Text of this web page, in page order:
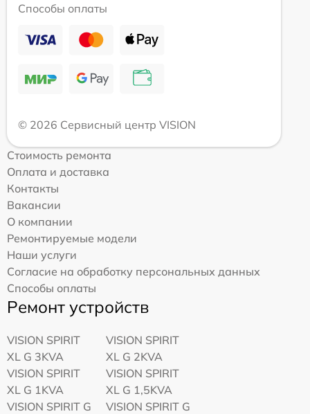
Способы оплаты
© 2026 Сервисный центр VISION
Стоимость ремонта
Оплата и доставка
Контакты
Вакансии
О компании
Ремонтируемые модели
Наши услуги
Согласие на обработку персональных данных
Способы оплаты
Ремонт устройств
VISION SPIRIT
XL G 3KVA
VISION SPIRIT
XL G 2KVA
VISION SPIRIT
XL G 1KVA
VISION SPIRIT
XL G 1,5KVA
VISION SPIRIT G
VISION SPIRIT G